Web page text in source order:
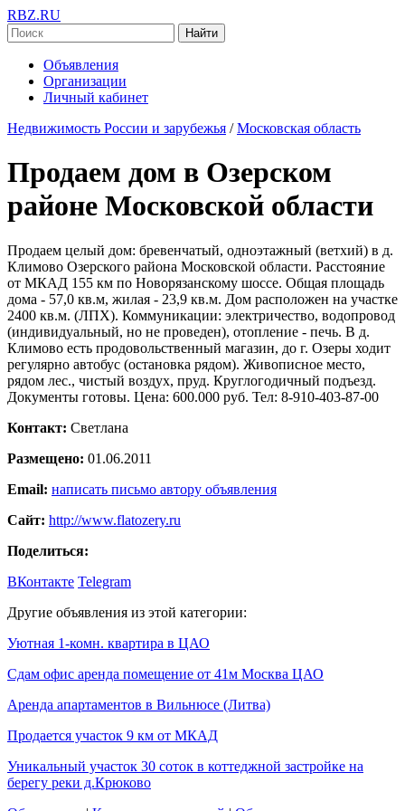
RBZ.RU
Найти
Объявления
Организации
Личный кабинет
Недвижимость России и зарубежья / Московская область
Продаем дом в Озерском
районе Московской области
Продаем целый дом: бревенчатый, одноэтажный (ветхий) в д.
Климово Озерского района Московской области. Расстояние
от МКАД 155 км по Новорязанскому шоссе. Общая площадь
дома - 57,0 кв.м, жилая - 23,9 кв.м. Дом расположен на участке
2400 кв.м. (ЛПХ). Коммуникации: электричество, водопровод
(индивидуальный, но не проведен), отопление - печь. В д.
Климово есть продовольственный магазин, до г. Озеры ходит
регулярно автобус (остановка рядом). Живописное место,
рядом лес., чистый воздух, пруд. Круглогодичный подъезд.
Документы готовы. Цена: 600.000 руб. Тел: 8-910-403-87-00
Контакт: Светлана
Размещено: 01.06.2011
Email: написать письмо автору объявления
Сайт: http://www.flatozery.ru
Поделиться:
ВКонтакте Telegram
Другие объявления из этой категории:
Уютная 1-комн. квартира в ЦАО
Сдам офис аренда помещение от 41м Москва ЦАО
Aренда апартаментов в Вильнюсе (Литва)
Продается участок 9 км от МКАД
Уникальный участок 30 соток в коттеджной застройке на
берегу реки д.Крюково